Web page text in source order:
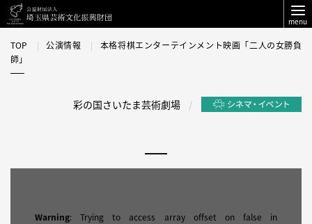
menu
TOP 公演情報
本格将棋エンターテインメント映画「二人の女勝負
師」
彩の国さいたま芸術劇場
Warning: Trying to access array offset on false in